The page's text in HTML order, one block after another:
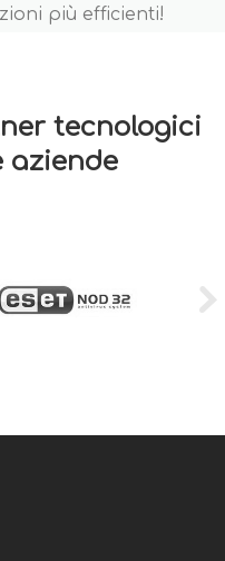
più efficienti!
tecnologici
aziende